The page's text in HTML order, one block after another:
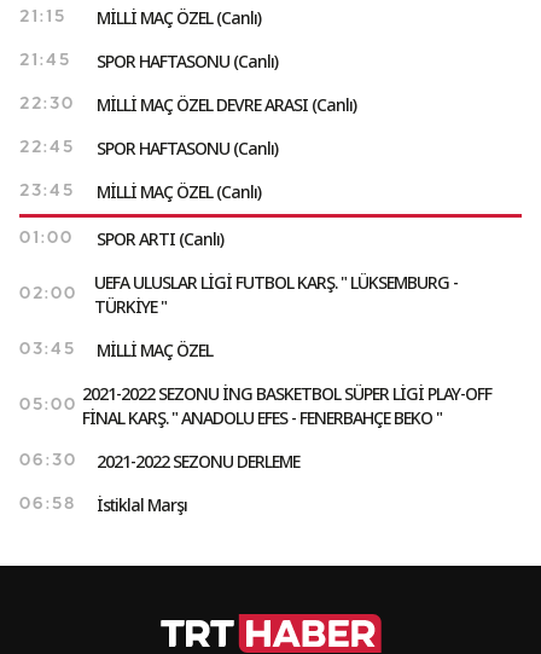
21:15 MİLLİ MAÇ ÖZEL (Canlı)
21:45 SPOR HAFTASONU (Canlı)
22:30 MİLLİ MAÇ ÖZEL DEVRE ARASI (Canlı)
22:45 SPOR HAFTASONU (Canlı)
23:45 MİLLİ MAÇ ÖZEL (Canlı)
01:00 SPOR ARTI (Canlı)
02:00
UEFA ULUSLAR LİGİ FUTBOL KARŞ. " LÜKSEMBURG -
TÜRKİYE "
03:45 MİLLİ MAÇ ÖZEL
05:00
2021-2022 SEZONU İNG BASKETBOL SÜPER LİGİ PLAY-OFF
FİNAL KARŞ. " ANADOLU EFES - FENERBAHÇE BEKO "
06:30 2021-2022 SEZONU DERLEME
06:58 İstiklal Marşı